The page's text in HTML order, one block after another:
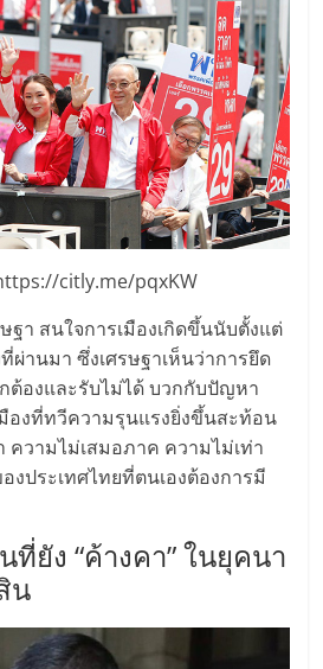
citly.me/pqxKW
ฐา สนใจการเมืองเกิดขึ้นนับตั้งแต่
ผ่านมา ซึ่งเศรษฐาเห็นว่าการยึด
ต้องและรับไม่ได้ บวกกับปัญหา
องที่ทวีความรุนแรงยิ่งขึ้นสะท้อน
ความไม่เสมอภาค ความไม่เท่า
ประเทศไทยที่ตนเองต้องการมี
ที่ยัง “ค้างคา” ในยุคนา
น